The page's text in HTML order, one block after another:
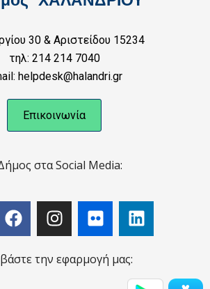
30 & Αριστείδου 15234
τηλ: 214 214 7040
helpdesk@halandri.gr
Επικοινωνία
στα Social Media:
την εφαρμογή μας: